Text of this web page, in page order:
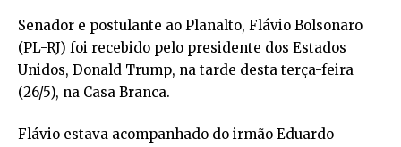
Senador e postulante ao Planalto, Flávio Bolsonaro
(PL-RJ) foi recebido pelo presidente dos Estados
Unidos, Donald Trump, na tarde desta terça-feira
(26/5), na Casa Branca.
Flávio estava acompanhado do irmão Eduardo